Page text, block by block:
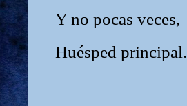
Y no pocas veces,
Huésped principal.